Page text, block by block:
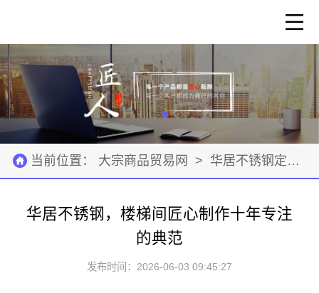
当前位置： 大宗商品贸易网 > 华居不锈钢定制
华居不锈钢，楼梯间匠心制作十年专注
的典范
发布时间：2026-06-03 09:45:27